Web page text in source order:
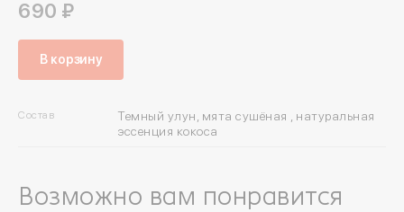
690 ₽
В корзину
Состав
Темный улун, мята сушёная , натуральная
эссенция кокоса
Возможно вам понравится